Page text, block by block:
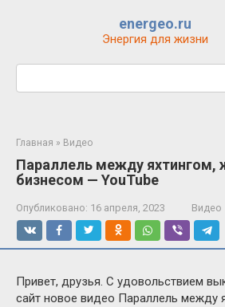
energeo.ru
Энергия для жизни
Поиск:
Главная » Видео
Параллель между яхтингом,
бизнесом — YouTube
Опубликовано: 16 апреля, 2023 Видео
Привет, друзья. С удовольствием
сайт новое видео Параллель между